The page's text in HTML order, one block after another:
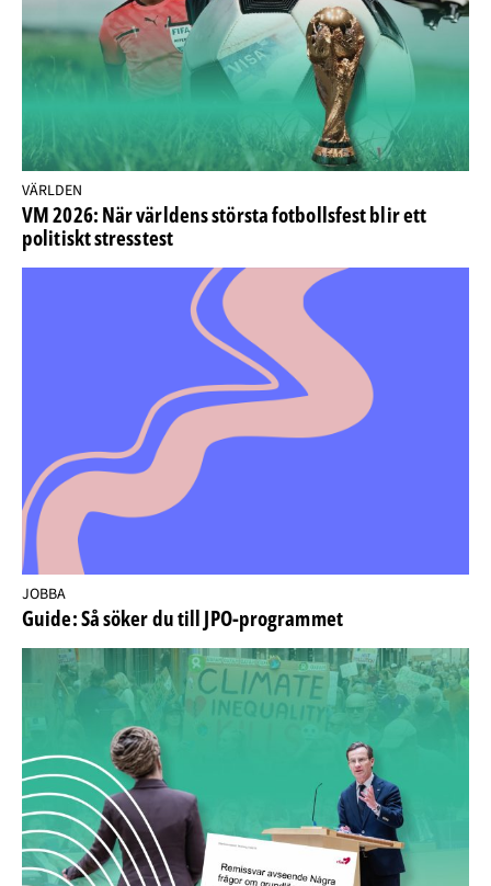
VÄRLDEN
VM 2026: När världens största fotbollsfest blir ett
politiskt stresstest
JOBBA
Guide: Så söker du till JPO-programmet